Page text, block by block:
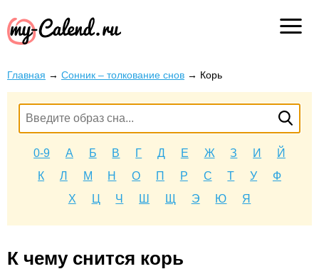
Главная → Сонник – толкование снов → Корь
0-9 А Б В Г Д Е Ж З И
Й
К
Л М Н О П Р С Т У
Ф
Х
Ц Ч Ш Щ Э Ю Я
К чему снится корь